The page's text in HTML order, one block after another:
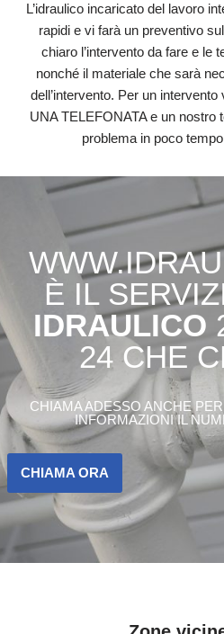
L’idraulico incaricato del lavoro
rapidi e vi farà un preventivo
chiaro l’intervento da fare e le
nonché il materiale che sarà
dell’intervento. Per un
UNA TELEFONATA e un nostro
problema in poco
È IL
IDRAULICO
24 CHE
CHIAMA ADESSO ANCHE
INFORMAZIONI IL
CHIAMA ORA